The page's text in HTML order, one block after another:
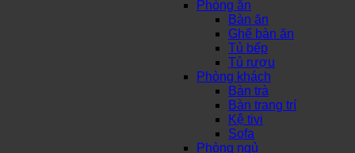
Phòng ăn
Bàn ăn
Ghế bàn ăn
Tủ bếp
Tủ rượu
Phòng khách
Bàn trà
Bàn trang trí
Kệ tivi
Sofa
Phòng ngủ